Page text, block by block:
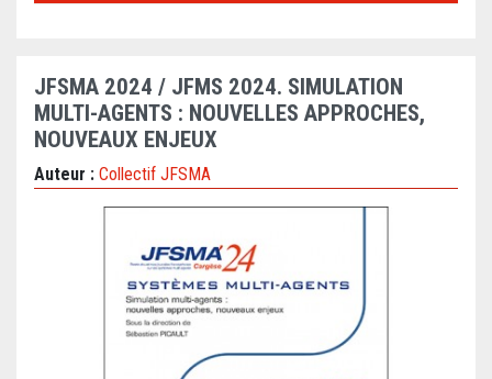
JFSMA 2024 / JFMS 2024. SIMULATION
MULTI-AGENTS : NOUVELLES APPROCHES,
NOUVEAUX ENJEUX
Auteur : Collectif JFSMA